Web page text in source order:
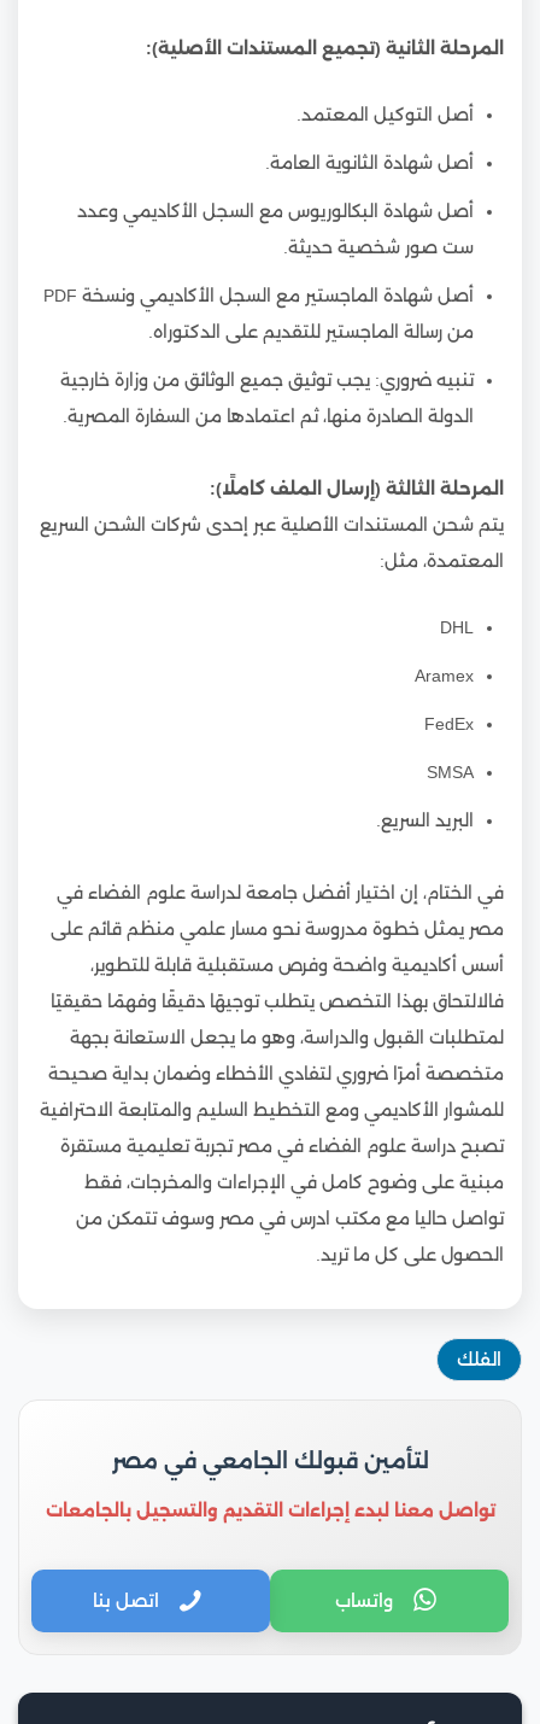
المرحلة الثانية (تجميع المستندات الأصلية):
أصل التوكيل المعتمد.
أصل شهادة الثانوية العامة.
أصل شهادة البكالوريوس مع السجل الأكاديمي وعدد
ست صور شخصية حديثة.
أصل شهادة الماجستير مع السجل الأكاديمي ونسخة PDF
من رسالة الماجستير للتقديم على الدكتوراه.
تنبيه ضروري: يجب توثيق جميع الوثائق من وزارة خارجية
الدولة الصادرة منها، ثم اعتمادها من السفارة المصرية.
المرحلة الثالثة (إرسال الملف كاملًا):
يتم شحن المستندات الأصلية عبر إحدى شركات الشحن السريع
المعتمدة، مثل:
DHL
Aramex
FedEx
SMSA
البريد السريع.
في الختام، إن اختيار أفضل جامعة لدراسة علوم الفضاء في
مصر يمثل خطوة مدروسة نحو مسار علمي منظم قائم على
أسس أكاديمية واضحة وفرص مستقبلية قابلة للتطوير،
فالالتحاق بهذا التخصص يتطلب توجيهًا دقيقًا وفهمًا حقيقيًا
لمتطلبات القبول والدراسة، وهو ما يجعل الاستعانة بجهة
متخصصة أمرًا ضروري لتفادي الأخطاء وضمان بداية صحيحة
للمشوار الأكاديمي ومع التخطيط السليم والمتابعة الاحترافية
تصبح دراسة علوم الفضاء في مصر تجربة تعليمية مستقرة
مبنية على وضوح كامل في الإجراءات والمخرجات، فقط
تواصل حاليا مع مكتب ادرس في مصر وسوف تتمكن من
الحصول على كل ما تريد.
الفلك
لتأمين قبولك الجامعي في مصر
تواصل معنا لبدء إجراءات التقديم والتسجيل بالجامعات
واتساب اتصل بنا